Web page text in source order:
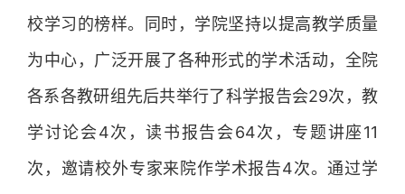
校学习的榜样。同时，学院坚持以提高教学质量
为中心，广泛开展了各种形式的学术活动，全院
各系各教研组先后共举行了科学报告会29次，教
学讨论会4次，读书报告会64次，专题讲座11
次，邀请校外专家来院作学术报告4次。通过学